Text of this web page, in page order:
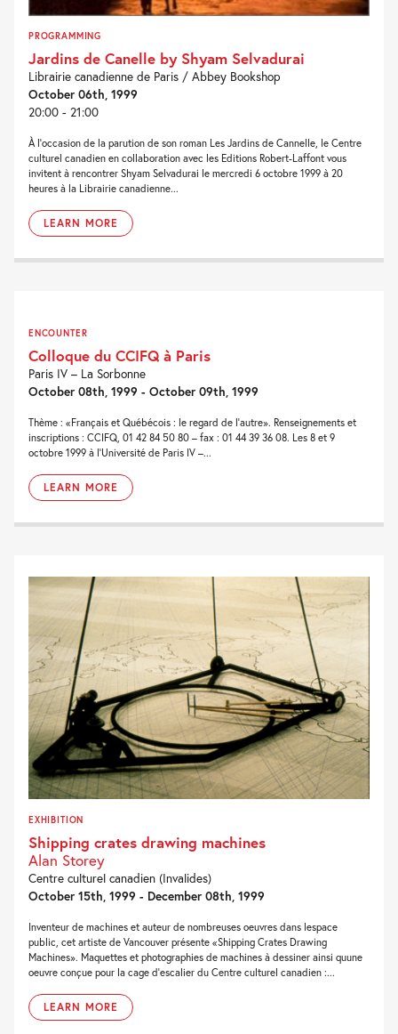
PROGRAMMING
Jardins de Canelle by Shyam Selvadurai
Librairie canadienne de Paris / Abbey Bookshop
October 06th, 1999
20:00 - 21:00
À l’occasion de la parution de son roman Les Jardins de Cannelle, le Centre
culturel canadien en collaboration avec les Editions Robert-Laffont vous
invitent à rencontrer Shyam Selvadurai le mercredi 6 octobre 1999 à 20
heures à la Librairie canadienne...
LEARN MORE
ENCOUNTER
Colloque du CCIFQ à Paris
Paris IV – La Sorbonne
October 08th, 1999 - October 09th, 1999
Thème : «Français et Québécois : le regard de l’autre». Renseignements et
inscriptions : CCIFQ, 01 42 84 50 80 – fax : 01 44 39 36 08. Les 8 et 9
octobre 1999 à l’Université de Paris IV –...
LEARN MORE
EXHIBITION
Shipping crates drawing machines
Alan Storey
Centre culturel canadien (Invalides)
October 15th, 1999 - December 08th, 1999
Inventeur de machines et auteur de nombreuses oeuvres dans lespace
public, cet artiste de Vancouver présente «Shipping Crates Drawing
Machines». Maquettes et photographies de machines à dessiner ainsi quune
oeuvre conçue pour la cage d'escalier du Centre culturel canadien :...
LEARN MORE